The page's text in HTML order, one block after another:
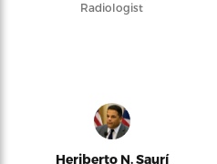
Radiologist
Heriberto N. Saurí